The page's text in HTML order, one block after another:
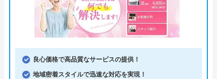
良心価格で高品質なサービスの提供！
地域密着スタイルで迅速な対応を実現！